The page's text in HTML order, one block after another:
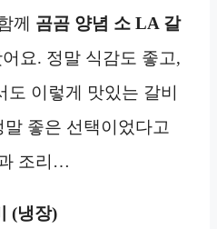
께 곰곰 양념 소 LA 갈
요. 정말 식감도 좋고,
이렇게 맛있는 갈비
좋은 선택이었다고
조리…
(냉장)